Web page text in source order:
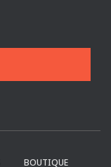
BOUTIQUE